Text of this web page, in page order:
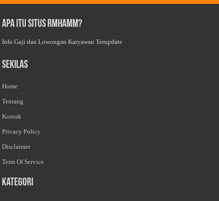
Apa Itu Situs Rmhamm?
Info Gaji dan Lowongan Karyawan Terupdate
Sekilas
Home
Tentang
Kontak
Privacy Policy
Disclaimer
Term Of Service
Kategori